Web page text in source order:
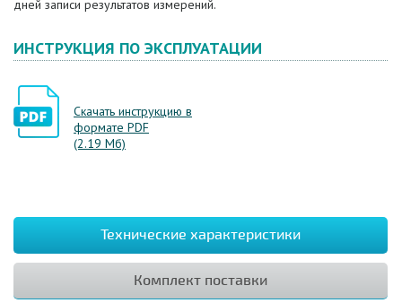
дней записи результатов измерений.
ИНСТРУКЦИЯ ПО ЭКСПЛУАТАЦИИ
Скачать инструкцию в
формате PDF
(2.19 Мб)
Технические характеристики
Комплект поставки